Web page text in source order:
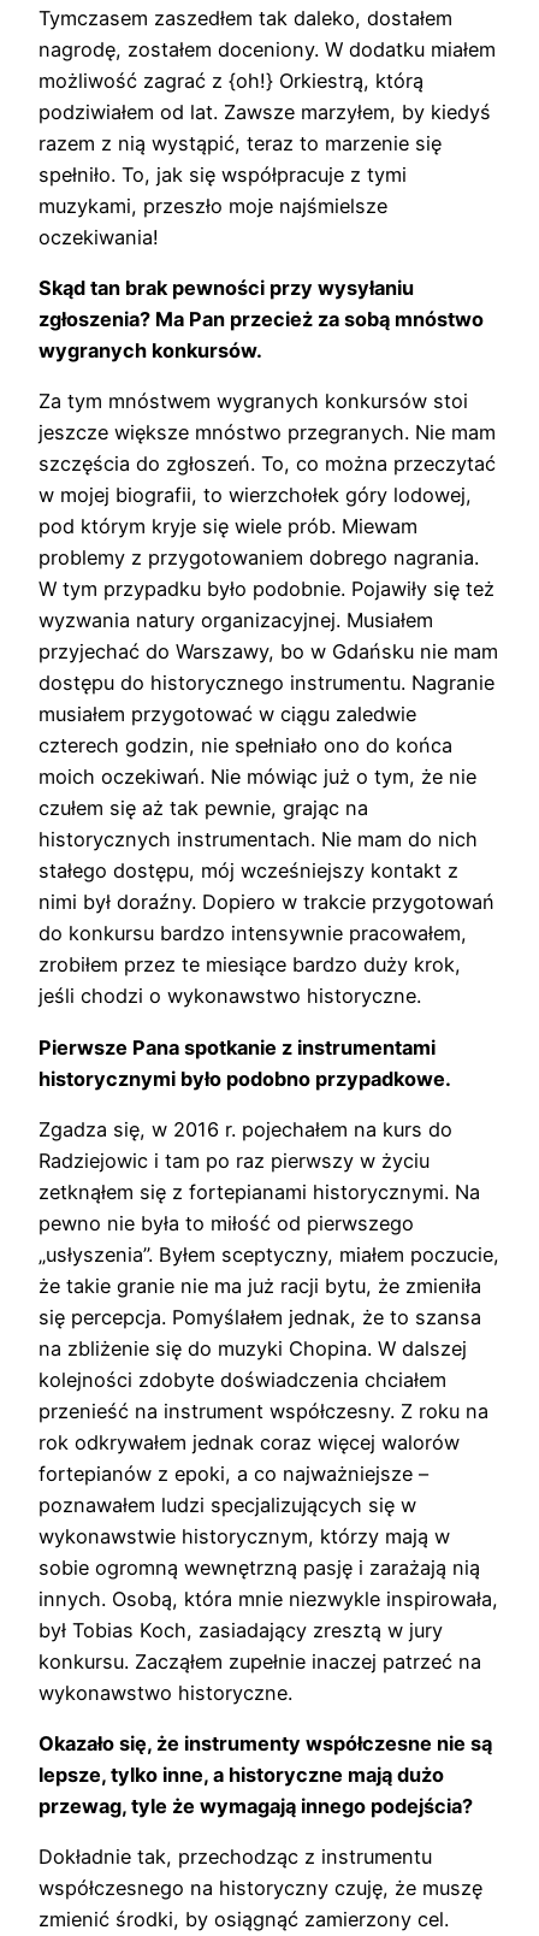
Tymczasem zaszedłem tak daleko, dostałem
nagrodę, zostałem doceniony. W dodatku miałem
możliwość zagrać z {oh!} Orkiestrą, którą
podziwiałem od lat. Zawsze marzyłem, by kiedyś
razem z nią wystąpić, teraz to marzenie się
spełniło. To, jak się współpracuje z tymi
muzykami, przeszło moje najśmielsze
oczekiwania!
Skąd tan brak pewności przy wysyłaniu
zgłoszenia? Ma Pan przecież za sobą mnóstwo
wygranych konkursów.
Za tym mnóstwem wygranych konkursów stoi
jeszcze większe mnóstwo przegranych. Nie mam
szczęścia do zgłoszeń. To, co można przeczytać
w mojej biografii, to wierzchołek góry lodowej,
pod którym kryje się wiele prób. Miewam
problemy z przygotowaniem dobrego nagrania.
W tym przypadku było podobnie. Pojawiły się też
wyzwania natury organizacyjnej. Musiałem
przyjechać do Warszawy, bo w Gdańsku nie mam
dostępu do historycznego instrumentu. Nagranie
musiałem przygotować w ciągu zaledwie
czterech godzin, nie spełniało ono do końca
moich oczekiwań. Nie mówiąc już o tym, że nie
czułem się aż tak pewnie, grając na
historycznych instrumentach. Nie mam do nich
stałego dostępu, mój wcześniejszy kontakt z
nimi był doraźny. Dopiero w trakcie przygotowań
do konkursu bardzo intensywnie pracowałem,
zrobiłem przez te miesiące bardzo duży krok,
jeśli chodzi o wykonawstwo historyczne.
Pierwsze Pana spotkanie z instrumentami
historycznymi było podobno przypadkowe.
Zgadza się, w 2016 r. pojechałem na kurs do
Radziejowic i tam po raz pierwszy w życiu
zetknąłem się z fortepianami historycznymi. Na
pewno nie była to miłość od pierwszego
„usłyszenia”. Byłem sceptyczny, miałem poczucie,
że takie granie nie ma już racji bytu, że zmieniła
się percepcja. Pomyślałem jednak, że to szansa
na zbliżenie się do muzyki Chopina. W dalszej
kolejności zdobyte doświadczenia chciałem
przenieść na instrument współczesny. Z roku na
rok odkrywałem jednak coraz więcej walorów
fortepianów z epoki, a co najważniejsze –
poznawałem ludzi specjalizujących się w
wykonawstwie historycznym, którzy mają w
sobie ogromną wewnętrzną pasję i zarażają nią
innych. Osobą, która mnie niezwykle inspirowała,
był Tobias Koch, zasiadający zresztą w jury
konkursu. Zacząłem zupełnie inaczej patrzeć na
wykonawstwo historyczne.
Okazało się, że instrumenty współczesne nie są
lepsze, tylko inne, a historyczne mają dużo
przewag, tyle że wymagają innego podejścia?
Dokładnie tak, przechodząc z instrumentu
współczesnego na historyczny czuję, że muszę
zmienić środki, by osiągnąć zamierzony cel.